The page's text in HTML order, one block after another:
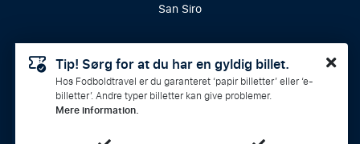
San Siro
Tip! Sørg for at du har en gyldig billet.
Hos Fodboldtravel er du garanteret ‘papir billetter’ eller ‘e-
billetter’. Andre typer billetter kan give problemer.
Mere information.